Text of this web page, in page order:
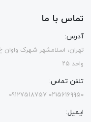
تماس با ما
آدرس:
تهران، اسلامشهر شهرک واوان
واحد ۲۵
تلفن تماس:
۰۲۱۵۶۱۶۹۹۵۰ 09127518757
ایمیل: